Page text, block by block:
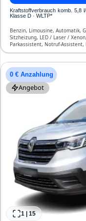
Kraftstoffverbrauch komb. 5,8
Klasse D · WLTP*
Benzin, Limousine, Automatik,
Sitzheizung, LED / Laser /
Parkassistent, Notruf-
Freisprecheinrichtung,
0 € Anzahlung
Angebot
1 | 15